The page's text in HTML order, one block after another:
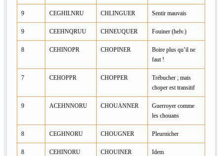
9 CEGHILNRU CHLINGUER Sentir mauvais
9 CEEHNQRUU CHNEUQUER Fouiner (helv.)
8 CEHINOPR CHOPINER
Boire plus qu’il ne
faut !
7 CEHOPPR CHOPPER
Trébucher ; mais
choper est transitif
9 ACEHNNORU CHOUANNER
Guerroyer comme
les chouans
8 CEGHNORU CHOUGNER Pleurnicher
8 CEHINORU CHOUINER Idem